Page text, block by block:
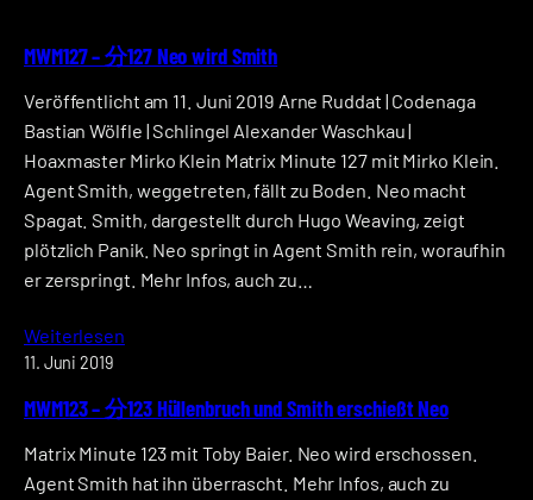
MWM127 – 分127 Neo wird Smith
Veröffentlicht am 11. Juni 2019 Arne Ruddat | Codenaga
Bastian Wölfle | Schlingel Alexander Waschkau |
Hoaxmaster Mirko Klein Matrix Minute 127 mit Mirko Klein.
Agent Smith, weggetreten, fällt zu Boden. Neo macht
Spagat. Smith, dargestellt durch Hugo Weaving, zeigt
plötzlich Panik. Neo springt in Agent Smith rein, woraufhin
er zerspringt. Mehr Infos, auch zu…
Weiterlesen
11. Juni 2019
MWM123 – 分123 Hüllenbruch und Smith erschießt Neo
Matrix Minute 123 mit Toby Baier. Neo wird erschossen.
Agent Smith hat ihn überrascht. Mehr Infos, auch zu